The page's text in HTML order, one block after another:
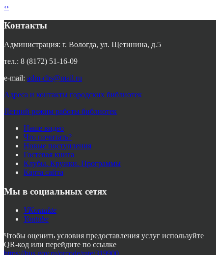
‹›
Контакты
Администрация: г. Вологда, ул. Щетинина, д.5
тел.: 8 (8172) 51-16-09
e-mail: adm-cbs@mail.ru
Адреса и контакты городских библиотек
Летний режим работы библиотек
Наше видео
Что почитать?
Новые поступления
Гостевая книга
Клубы. Кружки. Программы
Карта сайта
Мы в социальных сетях
VKontakte
Youtube
Чтобы оценить условия предоставления услуг используйте
QR-код или перейдите по ссылке